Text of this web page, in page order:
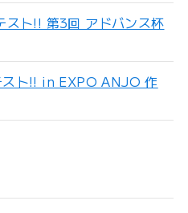
スト!! 第3回 アドバンス杯
スト!! in EXPO ANJO 作